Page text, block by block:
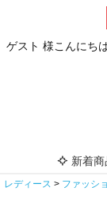
ゲスト 様こんにち
新着商
レディース ファッシ